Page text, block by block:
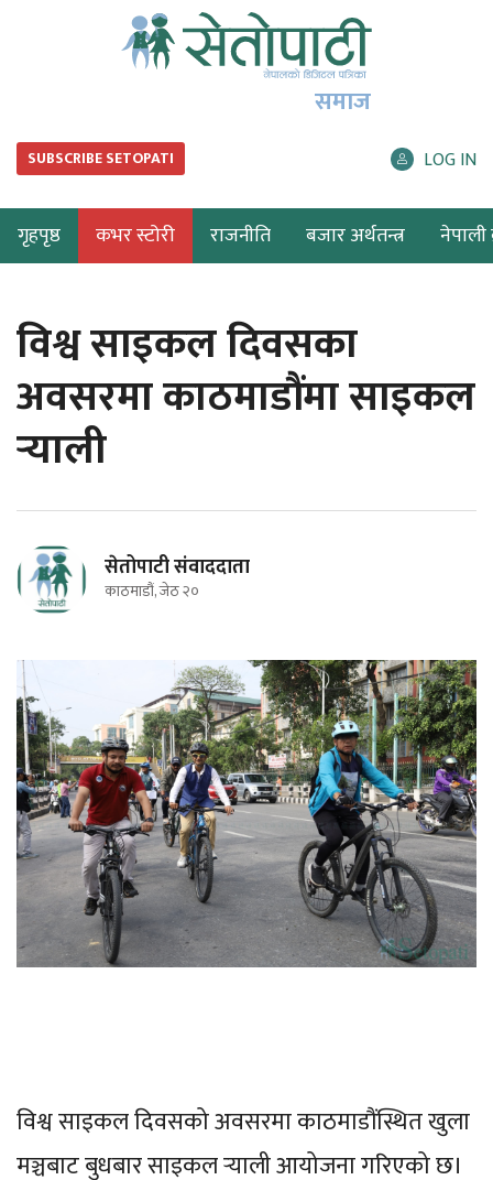
समाज
SUBSCRIBE SETOPATI LOG IN
गृहपृष्ठ कभर स्टोरी राजनीति बजार अर्थतन्त्र नेपाली
विश्व साइकल दिवसका
अवसरमा काठमाडौंमा साइकल
र्‍याली
सेतोपाटी संवाददाता
काठमाडौं, जेठ २०
विश्व साइकल दिवसको अवसरमा काठमाडौंस्थित खुला
मञ्चबाट बुधबार साइकल र्‍याली आयोजना गरिएको छ।